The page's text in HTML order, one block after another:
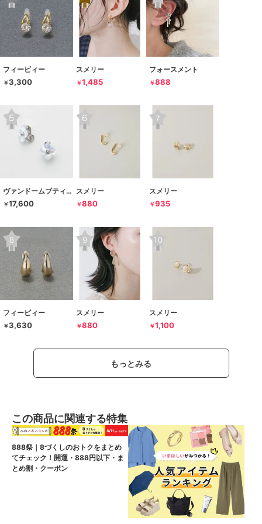
フィービィー
￥3,300
スメリー
￥1,485
フォースメント
￥888
ヴァンドームブティック
￥17,600
スメリー
￥880
スメリー
￥935
フィービィー
￥3,630
スメリー
￥880
スメリー
￥1,100
もっとみる
この商品に関連する特集
888祭｜8づくしのおトクをまとめ
てチェック！開運・888円以下・ま
とめ割・クーポン